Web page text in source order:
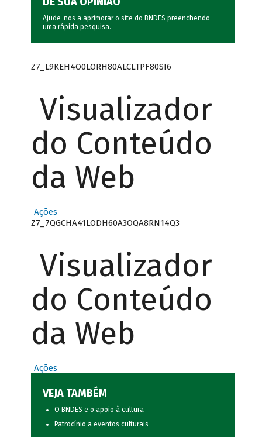
Ajude-nos a aprimorar o site do BNDES preenchendo
uma rápida pesquisa.
Z7_L9KEH4O0LORH80ALCLTPF80SI6
Visualizador
do Conteúdo
da Web
Ações
Z7_7QGCHA41LODH60A3OQA8RN14Q3
Visualizador
do Conteúdo
da Web
Ações
VEJA TAMBÉM
O BNDES e o apoio à cultura
Patrocínio a eventos culturais